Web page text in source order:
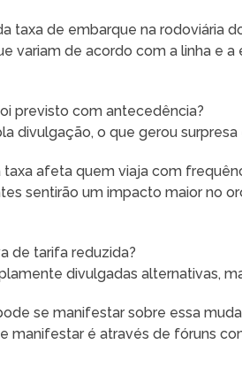
taxa de embarque na rodoviária
variam de acordo com a linha e
previsto com antecedência?
divulgação, o que gerou
afeta quem viaja com
sentirão um impacto maior no
de tarifa reduzida?
divulgadas alternativas,
se manifestar sobre essa
manifestar é através de fóruns